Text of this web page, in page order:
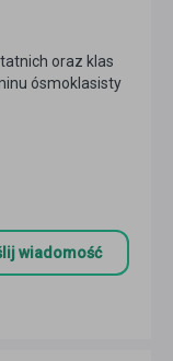
oraz klas
ósmoklasisty
wiadomość